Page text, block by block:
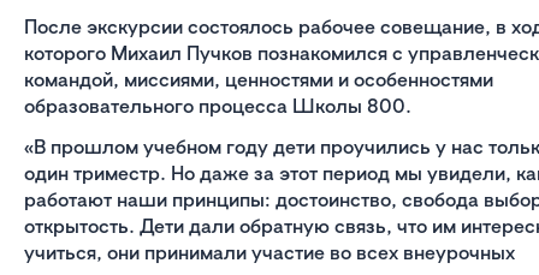
После экскурсии состоялось рабочее совещание, в
которого Михаил Пучков познакомился с
командой, миссиями, ценностями и особенностями
образовательного процесса Школы 800.
«В прошлом учебном году дети проучились у нас
один триместр. Но даже за этот период мы увидели,
работают наши принципы: достоинство, свобода
открытость. Дети дали обратную связь, что им
учиться, они принимали участие во всех внеурочных